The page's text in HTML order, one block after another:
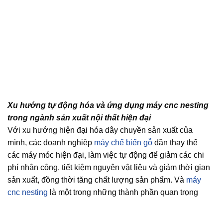
Xu hướng tự động hóa và ứng dụng máy cnc nesting
trong ngành sản xuất nội thất hiện đại
Với xu hướng hiện đại hóa dây chuyền sản xuất của
mình, các doanh nghiệp máy chế biến gỗ dần thay thế
các máy móc hiện đại, làm việc tự động để giảm các chi
phí nhân công, tiết kiệm nguyên vật liệu và giảm thời gian
sản xuất, đồng thời tăng chất lượng sản phẩm. Và máy
cnc nesting là một trong những thành phần quan trọng